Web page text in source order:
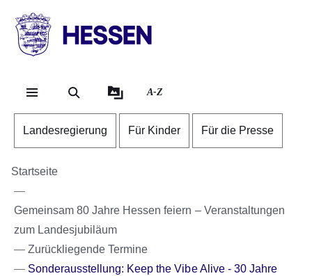
HESSEN
Landesregierung
A-Z
Landesregierung Für Kinder Für die Presse
Startseite
Gemeinsam 80 Jahre Hessen feiern – Veranstaltungen
zum Landesjubiläum
Zurückliegende Termine
Sonderausstellung: Keep the Vibe Alive - 30 Jahre